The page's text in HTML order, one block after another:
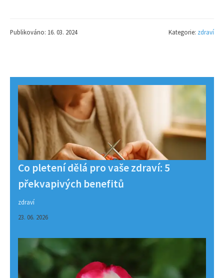
Publikováno: 16. 03. 2024 Kategorie: zdraví
Co pletení dělá pro vaše zdraví: 5
překvapivých benefitů
zdraví
23. 06. 2026